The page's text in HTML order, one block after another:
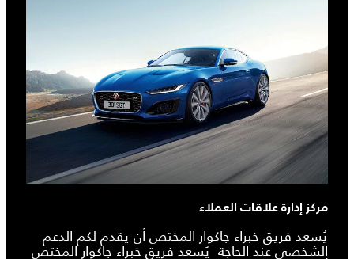
مركز إدارة علاقات العملاء
يُسعد فريق خبراء جاكوار المختص أن يقدم لكم الدعم
الشخصي عند الحاجة يُسعد فريق خبراء جاكوار المختص